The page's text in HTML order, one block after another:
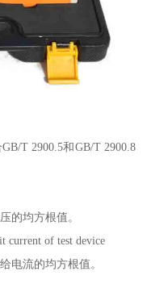
T 2900.5和GB/T 2900.8
的均方根值。
of test device
电流的均方根值。